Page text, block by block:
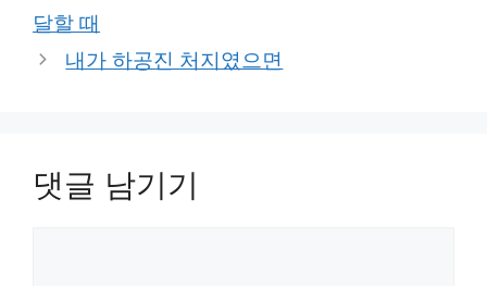
달할 때
내가 하공진 처지였으면
댓글 남기기